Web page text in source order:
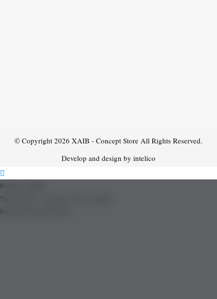
© Copyright 2026 XAIB - Concept Store All Rights Reserved.
Develop and design by intelico
Product added!
The product is already in the wishlist!
Removed from Wishlist